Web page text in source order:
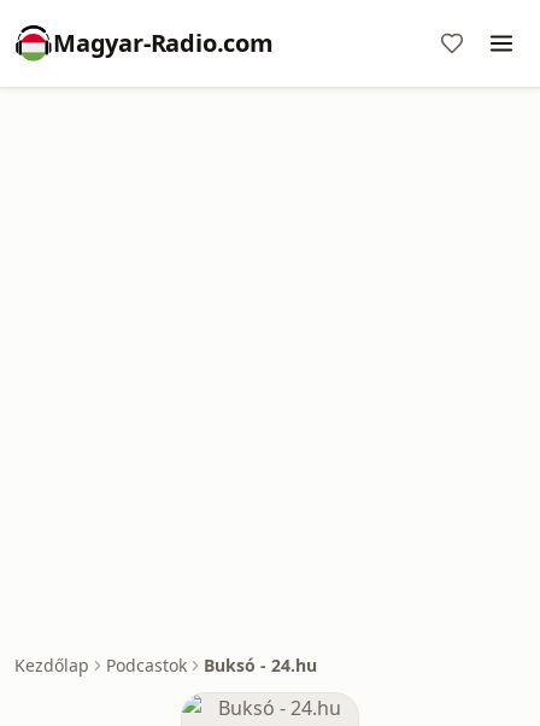
Magyar-Radio.com
Kezdőlap Podcastok Buksó - 24.hu